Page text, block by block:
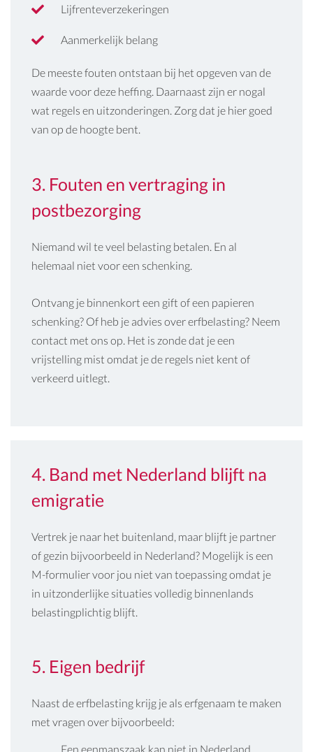
Lijfrenteverzekeringen
Aanmerkelijk belang
De meeste fouten ontstaan bij het opgeven van de
waarde voor deze heffing. Daarnaast zijn er nogal
wat regels en uitzonderingen. Zorg dat je hier goed
van op de hoogte bent.
3. Fouten en vertraging in
postbezorging
Niemand wil te veel belasting betalen. En al
helemaal niet voor een schenking.
Ontvang je binnenkort een gift of een papieren
schenking? Of heb je advies over erfbelasting? Neem
contact met ons op. Het is zonde dat je een
vrijstelling mist omdat je de regels niet kent of
verkeerd uitlegt.
4. Band met Nederland blijft na
emigratie
Vertrek je naar het buitenland, maar blijft je partner
of gezin bijvoorbeeld in Nederland? Mogelijk is een
M-formuliervoor jou niet van toepassing omdat je
in uitzonderlijke situaties volledig binnenlands
belastingplichtig blijft.
5. Eigen bedrijf
Naast de erfbelasting krijg je als erfgenaam te maken
met vragen over bijvoorbeeld:
Een eenmanszaak kan niet in Nederland